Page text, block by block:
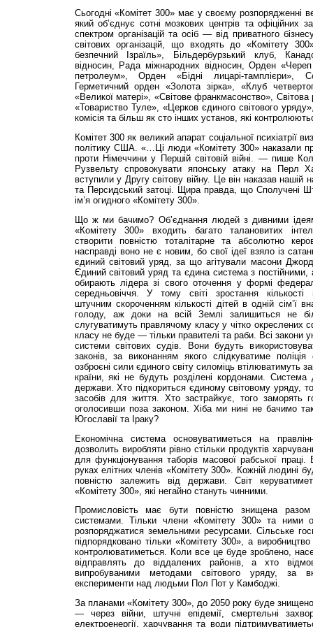
Сьогодні «Комітет 300» має у своєму розпорядженні
який об’єднує сотні мозкових центрів та офіційних
спектром організацій та осіб — від приватного
світових організацій, що входять до «Комітету
безпечний Ізраїль», Більдербурзький клуб,
відносин, Рада міжнародних відносин, Орден «Череп
петролеум», Орден «Бідні лицарі-тамплієри»,
Герметичний орден «Золота зірка», «Клуб
«Великої матері», «Світове франкмасонство»,
«Товариство Туле», «Церков єдиного світового
комісія та більш як сто інших установ, які
Комітет 300 як великий апарат соціальної психіатрії
політику США. «…Ці люди «Комітету 300» наказали
проти Німеччини у Першій світовій війні. — пише
Рузвельту спровокувати японську атаку на Перл
вступили у Другу світову війну. Це він наказав нашій
та Персидський затоці. Щира правда, що Сполучені
ім’я огидного «Комітету 300».
Що ж ми бачимо? Об’єд­нання людей з дивними
«Комітету 300» входить багато талановитих
створити повністю тоталітарне та абсолютно
насправді воно не є новим, бо свої ідеї взяло із
єдиний світовий уряд, за що агітували масони
Єдиний світовий уряд та єдина система з постійними,
обирають лідера зі свого оточення у формі
середньовіччя. У тому світі зростання кількості
штучним скороченням кількості дітей в одній сім’ї
голоду, аж доки на всій Землі залишиться не
слугуватимуть правлячому класу у чітко окреслених
класу не буде — тільки правителі та раби. Всі закони
системи світових судів. Вони будуть
законів, за виконанням якого слідкуватиме поліція
озброєні сили єдиного світу силоміць втілюватимуть
країни, які не будуть розділені кордонами. Система
держави. Хто підкориться єдиному світовому уряду,
засобів для життя. Хто застрайкує, того заморять
оголосивши поза законом. Хіба ми нині не бачимо
Югославії та Іраку?
Економічна система основуватиметься на
дозволить виробляти рівно стільки продуктів
для функціонування таборів масової рабської праці.
руках елітних членів «Комітету 300». Кожній людині
повністю залежить від держави. Світ
«Комітету 300», які негайно стануть чинними.
Промисловість має бути повністю знищена
системами. Тільки члени «Комітету 300» та ними
розпоряджатися земельними ресурсами. Сільське
підпорядковано тільки «Комітету 300», а
контролюватиметься. Коли все це буде зроблено,
відправлять до віддалених районів, а хто
випробуваними методами світового уряду, за
експерименти над людьми Пол Пот у Камбоджі.
За планами «Комітету 300», до 2050 року буде
— через війни, штучні епідемії, смертельні
електроенергії, харчування та води